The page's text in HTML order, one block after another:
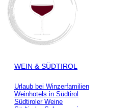
WEIN & SÜDTIROL
Urlaub bei Winzerfamilien
Weinhotels in Südtirol
Südtiroler Weine